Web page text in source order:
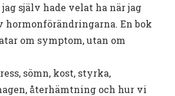
själv hade velat ha när jag
hormonförändringarna. En bok
om symptom, utan om
sömn, kost, styrka,
återhämtning och hur vi